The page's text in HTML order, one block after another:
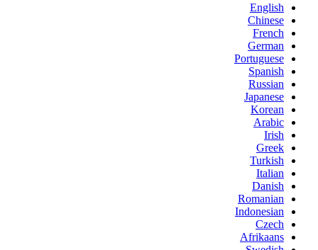
English
Chinese
French
German
Portuguese
Spanish
Russian
Japanese
Korean
Arabic
Irish
Greek
Turkish
Italian
Danish
Romanian
Indonesian
Czech
Afrikaans